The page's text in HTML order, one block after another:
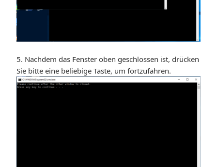
5. Nachdem das Fenster oben geschlossen ist, drücken
Sie bitte eine beliebige Taste, um fortzufahren.